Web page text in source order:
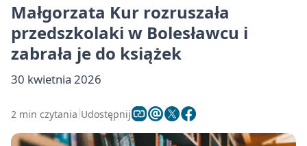
Małgorzata Kur rozruszała
przedszkolaki w Bolesławcu i
zabrała je do książek
30 kwietnia 2026
2 min czytania Udostępnij